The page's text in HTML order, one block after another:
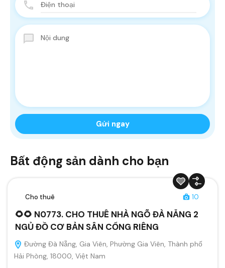
Bất động sản dành cho bạn
Cho thuê 10
🌻🌻 N0773. CHO THUÊ NHÀ NGÕ ĐÀ NẴNG 2
NGỦ ĐỒ CƠ BẢN SÂN CỔNG RIÊNG
Đường Đà Nẵng, Gia Viên, Phường Gia Viên, Thành phố
Hải Phòng, 18000, Việt Nam